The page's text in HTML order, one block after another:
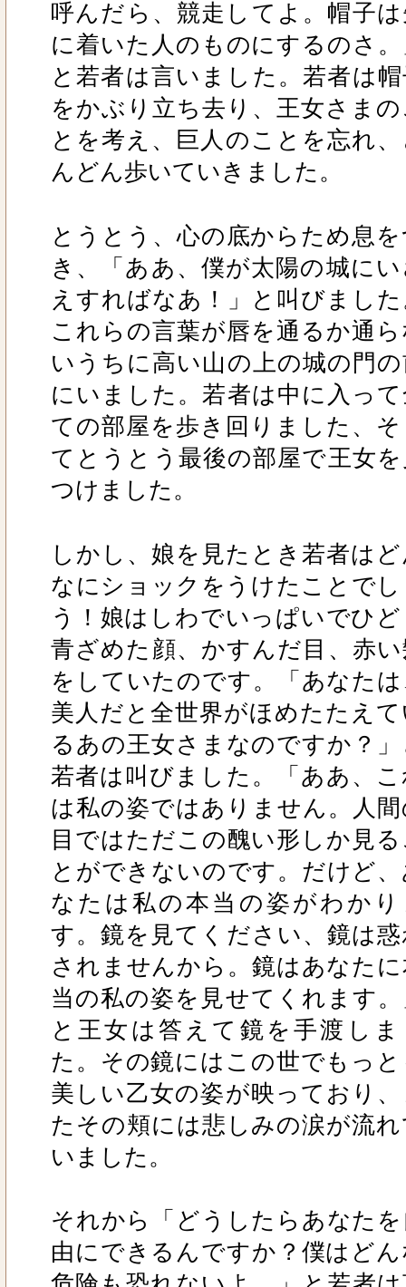
呼んだら、競走してよ。帽子は
に着いた人のものにするのさ。
と若者は言いました。若者は帽
をかぶり立ち去り、王女さまの
とを考え、巨人のことを忘れ、
んどん歩いていきました。
とうとう、心の底からため息を
き、「ああ、僕が太陽の城にい
えすればなあ！」と叫びました
これらの言葉が唇を通るか通ら
いうちに高い山の上の城の門の
にいました。若者は中に入って
ての部屋を歩き回りました、そ
てとうとう最後の部屋で王女を
つけました。
しかし、娘を見たとき若者は
なにショックをうけたことでし
う！娘はしわでいっぱいでひど
青ざめた顔、かすんだ目、赤い
をしていたのです。「あなたは
美人だと全世界がほめたたえて
るあの王女さまなのですか？」
若者は叫びました。「ああ、こ
は私の姿ではありません。人間
目ではただこの醜い形しか見る
とができないのです。だけど、
なたは私の本当の姿がわかり
す。鏡を見てください、鏡は惑
されませんから。鏡はあなたに
当の私の姿を見せてくれます。
と王女は答えて鏡を手渡しま
た。その鏡にはこの世でもっと
美しい乙女の姿が映っており、
たその頬には悲しみの涙が流れ
いました。
それから「どうしたらあなたを
由にできるんですか？僕はどん